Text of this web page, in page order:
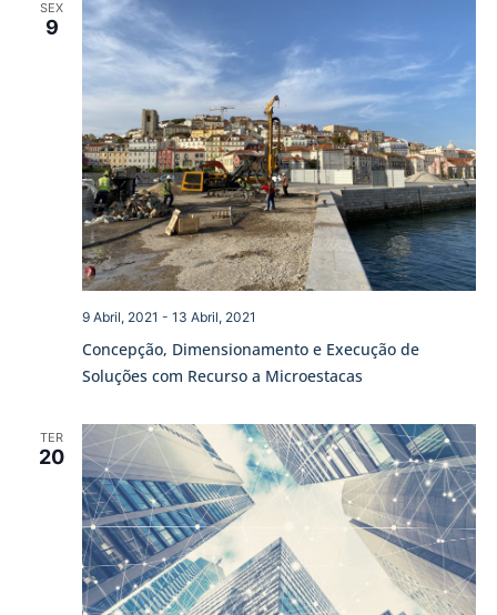
SEX
9
Concepção, Dimensionamento e Execução de
Soluções com Recurso a Microestacas
9 Abril, 2021 - 13 Abril, 2021
TER
20